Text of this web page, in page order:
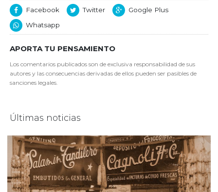
Facebook Twitter
Google Plus
Whatsapp
APORTA TU PENSAMIENTO
Los comentarios publicados son de exclusiva responsabilidad de sus
autores y las consecuencias derivadas de ellos pueden ser pasibles de
sanciones legales.
Últimas noticias